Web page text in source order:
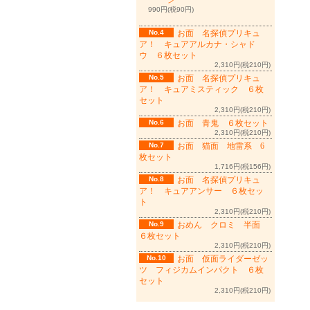
990円(税90円)
No.4
お面 名探偵プリキュ
ア！ キュアアルカナ・シャド
ウ ６枚セット
2,310円(税210円)
No.5
お面 名探偵プリキュ
ア！ キュアミスティック ６枚
セット
2,310円(税210円)
No.6
お面 青鬼 ６枚セット
2,310円(税210円)
No.7
お面 猫面 地雷系 6
枚セット
1,716円(税156円)
No.8
お面 名探偵プリキュ
ア！ キュアアンサー ６枚セッ
ト
2,310円(税210円)
No.9
おめん クロミ 半面
６枚セット
2,310円(税210円)
No.10
お面 仮面ライダーゼッ
ツ フィジカムインパクト ６枚
セット
2,310円(税210円)